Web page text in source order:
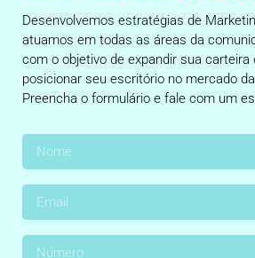
Desenvolvemos estratégias de
atuamos em todas as áreas da
com o objetivo de expandir sua carteira
posicionar seu escritório no mercado
Preencha o formulário e fale com um